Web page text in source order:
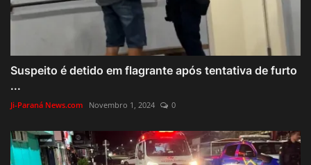
Suspeito é detido em flagrante após tentativa de furto
...
Ji-Paraná News.com Novembro 1, 2024 0